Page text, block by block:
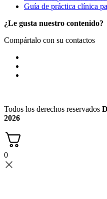
Guía de práctica clínica
¿Le gusta nuestro contenido?
Compártalo con su contactos
Todos los derechos reservados
2026
0